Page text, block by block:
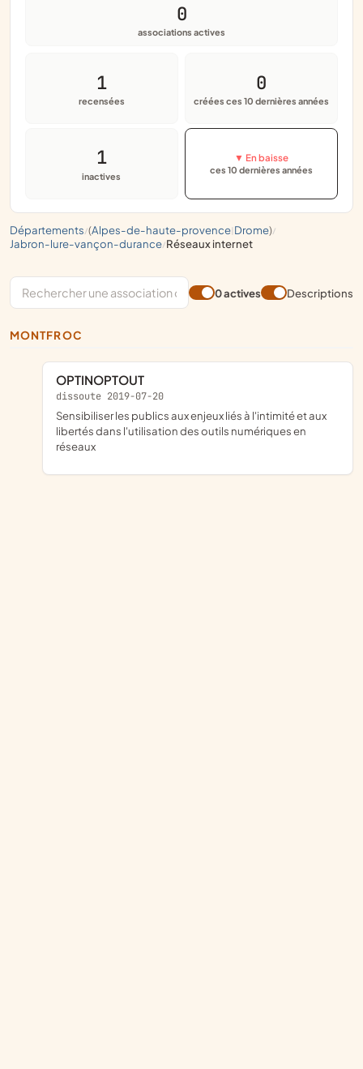
départements/( alpes-de-haute-provence| drome)/
jabron-lure-vançon-durance/ réseaux internet
0
associations actives
1
recensées
0
créées ces 10 dernières années
1
inactives
▼ En baisse
ces 10 dernières années
0 actives Descriptions
MONTFROC
OPTINOPTOUT
dissoute 2019-07-20
sensibiliser les publics aux enjeux liés à l'intimité et aux
libertés dans l'utilisation des outils numériques en
réseaux